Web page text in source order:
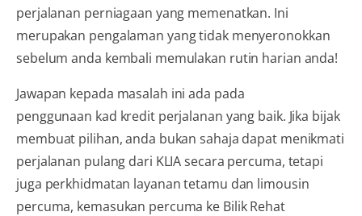
perjalanan perniagaan yang memenatkan. Ini
merupakan pengalaman yang tidak menyeronokkan
sebelum anda kembali memulakan rutin harian anda!
Jawapan kepada masalah ini ada pada
penggunaan kad kredit perjalanan yang baik. Jika bijak
membuat pilihan, anda bukan sahaja dapat menikmati
perjalanan pulang dari KLIA secara percuma, tetapi
juga perkhidmatan layanan tetamu dan limousin
percuma, kemasukan percuma ke Bilik Rehat